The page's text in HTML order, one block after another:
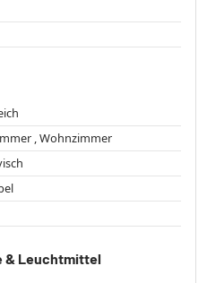
, Wohnzimmer
& Leuchtmittel